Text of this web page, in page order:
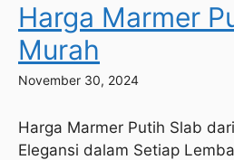
Harga Marmer
Murah
November 30, 2024
Harga Marmer Putih Slab
Elegansi dalam Setiap